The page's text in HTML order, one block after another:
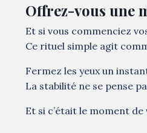
Offrez-vous une
Et si vous commenciez
Ce rituel simple agit
Fermez les yeux un
La stabilité ne se pense
Et si c’était le moment